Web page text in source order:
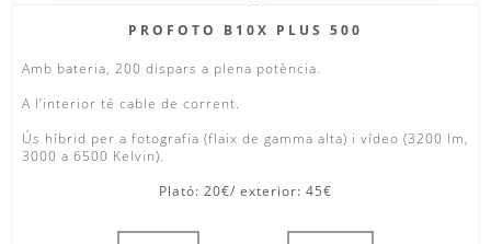
PROFOTO B10X PLUS 500
Amb bateria, 200 dispars a plena potència.
A l’interior té cable de corrent.
Ús híbrid per a fotografia (flaix de gamma alta) i vídeo (3200 lm,
3000 a 6500 Kelvin).
Plató: 20€/ exterior: 45€